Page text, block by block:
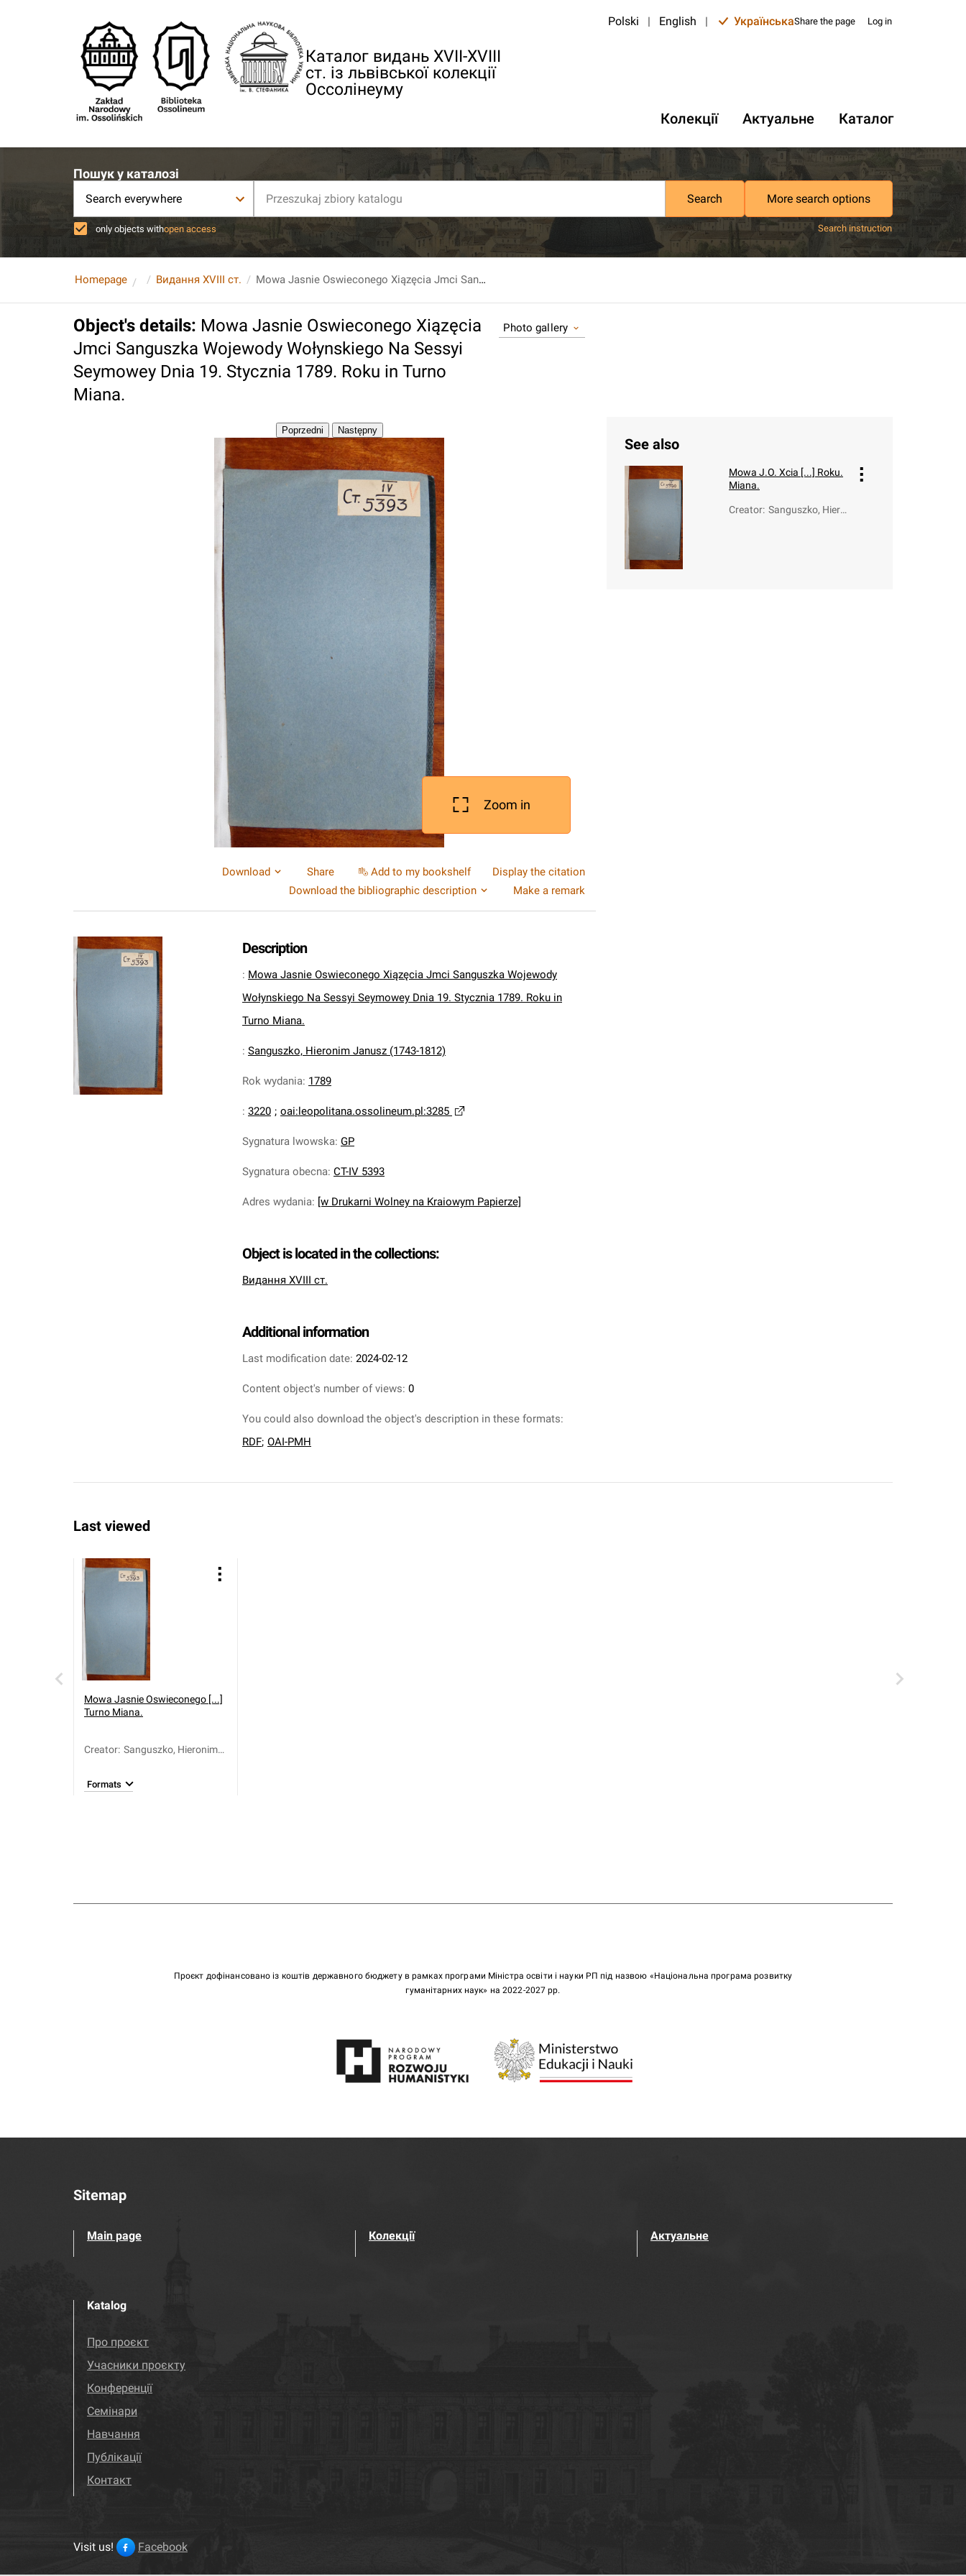
Каталог видань XVII-XVIII
ст. із львівської колекції
Оссолінеуму
Polski | English | УкраїнськаShare the page Log in
Колекції Актуальне Каталог
Пошук у каталозі
Search everywhere Search More search options
only objects withopen access Search instruction
Homepage Видання XVIII ст. Mowa Jasnie Oswieconego Xiązęcia Jmci Sanguszka Wojewody Wołynskiego Na Sessyi Seymowey Dnia 19. Stycznia 1789. Roku in Turno Miana.
Object's details: Mowa Jasnie Oswieconego Xiązęcia
Jmci Sanguszka Wojewody Wołynskiego Na Sessyi
Seymowey Dnia 19. Stycznia 1789. Roku in Turno
Miana.
Photo gallery
Zoom in
Download Share Add to my bookshelf
Display the citation
Download the bibliographic description
Make a remark
Description
: Mowa Jasnie Oswieconego Xiązęcia Jmci Sanguszka Wojewody
Wołynskiego Na Sessyi Seymowey Dnia 19. Stycznia 1789. Roku in
Turno Miana.
: Sanguszko, Hieronim Janusz (1743-1812)
Rok wydania: 1789
: 3220 ; oai:leopolitana.ossolineum.pl:3285
Sygnatura lwowska: GP
Sygnatura obecna: CT-IV 5393
Adres wydania: [w Drukarni Wolney na Kraiowym Papierze]
Object is located in the collections:
Видання XVIII ст.
Additional information
Last modification date: 2024-02-12
Content object's number of views: 0
You could also download the object's description in these formats:
RDF; OAI-PMH
See also
Mowa J.O. Xcia [...] Roku.
Miana.
Creator: Sanguszko, Hiero
Last viewed
Mowa Jasnie Oswieconego [...]
Turno Miana.
Creator: Sanguszko, Hieronim
Formats
Проєкт дофінансовано із коштів державного бюджету в рамках програми Міністра освіти і науки РП під назвою «Національна програма розвитку
гуманітарних наук» на 2022-2027 рр.
Sitemap
Main page Колекції Актуальне
Katalog
Про проєкт
Учасники проєкту
Конференції
Семінари
Навчання
Публікації
Контакт
Visit us! Facebook